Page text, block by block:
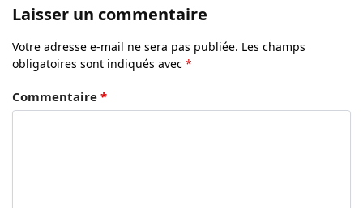
Laisser un commentaire
Votre adresse e-mail ne sera pas publiée. Les champs
obligatoires sont indiqués avec *
Commentaire *